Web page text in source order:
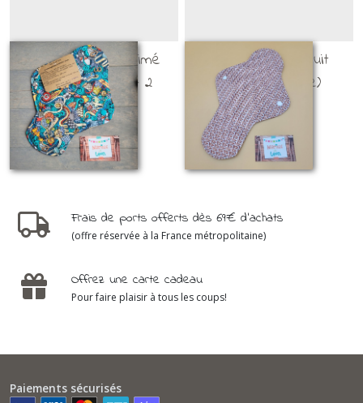
SHL flux ++ (imprimé
sports vintage) - 2
PSL ET SHL
15€25
SHL flux +++ / nuit
(imprimé brique)
PSL ET SHL
16
Frais de ports offerts dès 69€ d'achats
(offre réservée à la France métropolitaine)
Offrez une carte cadeau
Pour faire plaisir à tous les coups!
Paiements sécurisés